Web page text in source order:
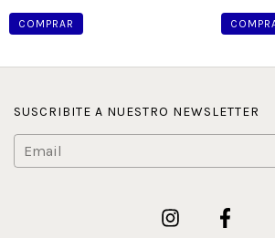
COMPRAR
SUSCRIBITE A NUESTRO NEWSLETTER